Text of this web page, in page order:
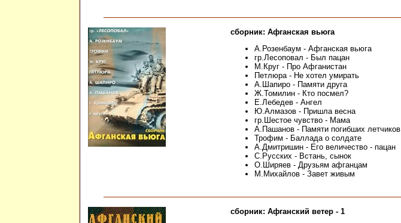
сборник: Афганская вьюга
А.Розенбаум - Афганская вьюга
гр.Лесоповал - Был пацан
М.Круг - Про Афганистан
Петлюра - Не хотел умирать
А.Шапиро - Памяти друга
Ж.Томилин - Кто посмел?
Е.Лебедев - Ангел
Ю.Алмазов - Пришла весна
гр.Шестое чувство - Мама
А.Пашанов - Памяти погибших летчиков
Трофим - Баллада о солдате
А.Дмитришин - Его величество - пацан
С.Русских - Встань, сынок
О.Ширяев - Друзьям афганцам
М.Михайлов - Завет живым
сборник: Афганский ветер - 1